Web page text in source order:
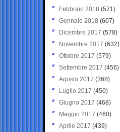
Febbraio 2018 (571)
Gennaio 2018 (607)
Dicembre 2017 (578)
Novembre 2017 (632)
Ottobre 2017 (579)
Settembre 2017 (456)
Agosto 2017 (368)
Luglio 2017 (450)
Giugno 2017 (468)
Maggio 2017 (460)
Aprile 2017 (439)